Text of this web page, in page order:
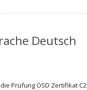
Deutsch
Prüfung ÖSD Zertifikat C2